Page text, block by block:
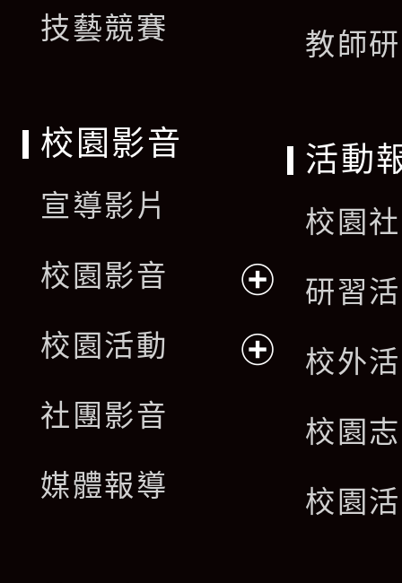
技藝競賽 教師
校園影音
宣導影片
校園影音
開
校園活動
社團影音
媒體報導
活動
校園
研習
校外
校園
校園